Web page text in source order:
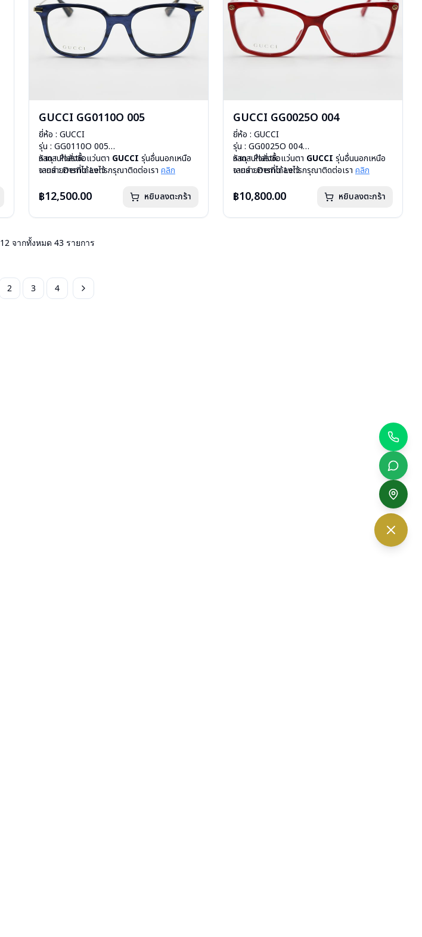
GUCCI GG0110O 005
ยี่ห้อ : GUCCI
รุ่น : GG0110O 005
วัสดุ : Plastic
เลนส์ : Demo Lens
น้ำหนัก : 21 กรัม
การรับประกัน : 1 ปี
หากสนใจสั่งชื้อแว่นตา GUCCI รุ่นอื่นนอกเหนือ
จากรายการที่ได้ลงไว้ กรุณาติดต่อเรา คลิก
฿12,500.00 หยิบลงตะกร้า
GUCCI GG0025O 004
ยี่ห้อ : GUCCI
รุ่น : GG0025O 004
วัสดุ : Plastic
เลนส์ : Demo Lens
น้ำหนัก : 21 กรัม
การรับประกัน : 1 ปี
หากสนใจสั่งชื้อแว่นตา GUCCI รุ่นอื่นนอกเหนือ
จากรายการที่ได้ลงไว้ กรุณาติดต่อเรา คลิก
฿10,800.00 หยิบลงตะกร้า
12 จากทั้งหมด 43 รายการ
2 3 4